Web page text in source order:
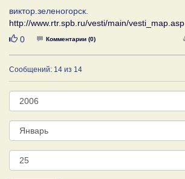
виктор.зеленогорск.
http://www.rtr.spb.ru/vesti/main/vesti_map.asp
Нравится
0 Комментарии (0)
Сообщений: 14 из 14
Год
Месяц
День